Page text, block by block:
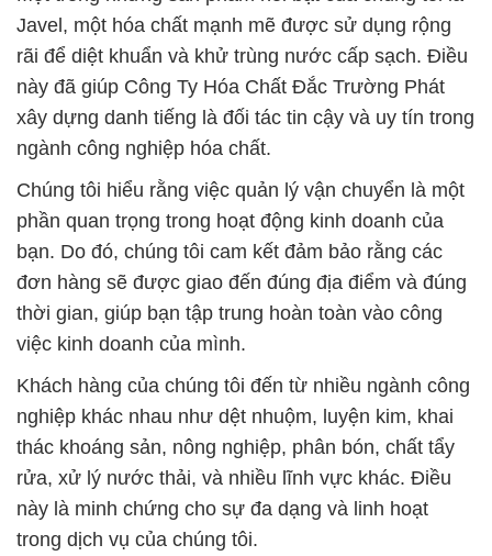
đơn hàng sẽ được giao đến đúng địa điểm và đúng
thời gian, giúp bạn tập trung hoàn toàn vào công
việc kinh doanh của mình.
Khách hàng của chúng tôi đến từ nhiều ngành công
nghiệp khác nhau như dệt nhuộm, luyện kim, khai
thác khoáng sản, nông nghiệp, phân bón, chất tẩy
rửa, xử lý nước thải, và nhiều lĩnh vực khác. Điều
này là minh chứng cho sự đa dạng và linh hoạt
trong dịch vụ của chúng tôi.
Với hơn ba thập kỷ kinh nghiệm, Công Ty Hóa Chất
Đắc Trường Phát tự hào là đơn vị cung cấp hóa
chất chất lượng hàng đầu tại Việt Nam. Chúng tôi
cam kết duy trì danh tiếng vững chắc và tiếp tục đổi
mới để đáp ứng nhu cầu ngày càng cao của khách
hàng trong ngành công nghiệp hóa chất.
# Kinh doanh | cung cấp hóa chất Dinatri Tetraborat
Dạng Hạt | Hạt Hàn The tại Trà Vinh